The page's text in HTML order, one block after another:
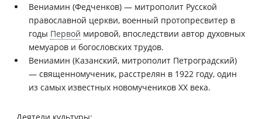
Вениамин (Федченков) — митрополит Русской
православной церкви, военный протопресвитер в
годы Первой мировой, впоследствии автор духовных
мемуаров и богословских трудов.
Вениамин (Казанский, митрополит Петроградский)
— священномученик, расстрелян в 1922 году, один
из самых известных новомучеников XX века.